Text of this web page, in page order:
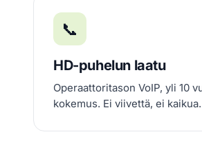
📞
HD-puhelun laatu
Operaattoritason VoIP, yli 10
kokemus. Ei viivettä, ei kaikua.